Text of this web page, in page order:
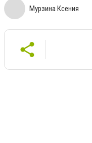
Мурзина Ксения